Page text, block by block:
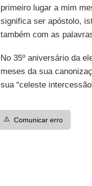
primeiro lugar a mim
significa ser apóstolo,
também com as
No 35º aniversário da
meses da sua
sua “celeste
⚠️ Comunicar erro